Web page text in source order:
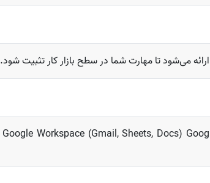
می‌شود تا مهارت شما در سطح بازار کار تثبیت شود.